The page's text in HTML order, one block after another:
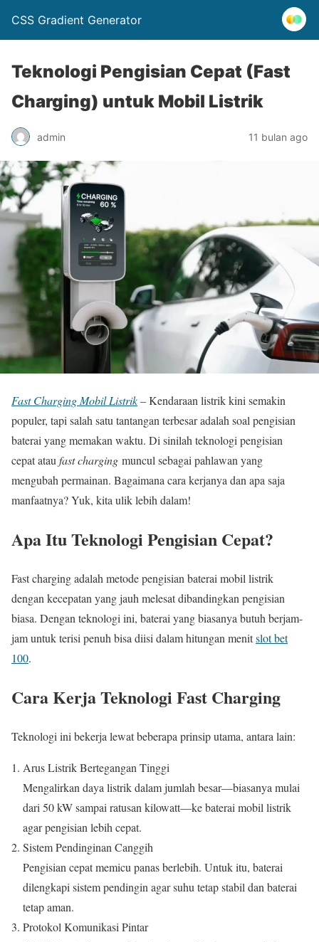
CSS Gradient Generator
Teknologi Pengisian Cepat (Fast
Charging) untuk Mobil Listrik
admin 11 bulan ago
Fast Charging Mobil Listrik– Kendaraan listrik kini semakin
populer, tapi salah satu tantangan terbesar adalah soal pengisian
baterai yang memakan waktu. Di sinilah teknologi pengisian
cepat atau fast charging muncul sebagai pahlawan yang
mengubah permainan. Bagaimana cara kerjanya dan apa saja
manfaatnya? Yuk, kita ulik lebih dalam!
Apa Itu Teknologi Pengisian Cepat?
Fast charging adalah metode pengisian baterai mobil listrik
dengan kecepatan yang jauh melesat dibandingkan pengisian
biasa. Dengan teknologi ini, baterai yang biasanya butuh berjam-
jam untuk terisi penuh bisa diisi dalam hitungan menitslot bet
100.
Cara Kerja Teknologi Fast Charging
Teknologi ini bekerja lewat beberapa prinsip utama, antara lain:
Arus Listrik Bertegangan Tinggi
Mengalirkan daya listrik dalam jumlah besar—biasanya mulai
dari 50 kW sampai ratusan kilowatt—ke baterai mobil listrik
agar pengisian lebih cepat.
Sistem Pendinginan Canggih
Pengisian cepat memicu panas berlebih. Untuk itu, baterai
dilengkapi sistem pendingin agar suhu tetap stabil dan baterai
tetap aman.
Protokol Komunikasi Pintar